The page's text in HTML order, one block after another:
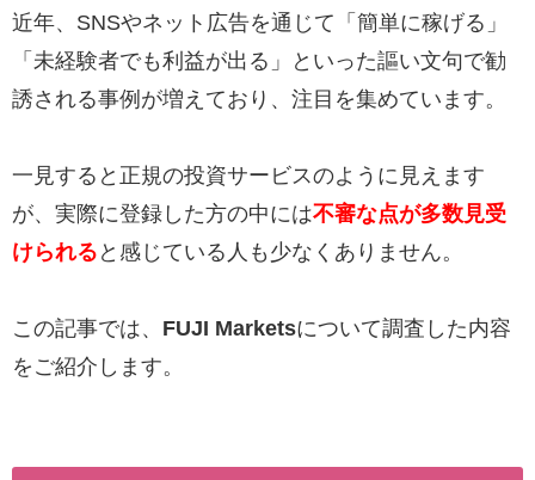
近年、SNSやネット広告を通じて「簡単に稼げる」
「未経験者でも利益が出る」といった謳い文句で勧
誘される事例が増えており、注目を集めています。
一見すると正規の投資サービスのように見えます
が、実際に登録した方の中には不審な点が多数見受
けられる と感じている人も少なくありません。
この記事では、 FUJI Marketsについて調査した内容
をご紹介します。